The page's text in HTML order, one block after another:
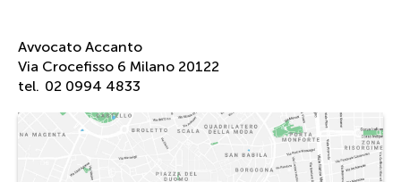
Avvocato Accanto
Via Crocefisso 6 Milano 20122
tel. 02 0994 4833